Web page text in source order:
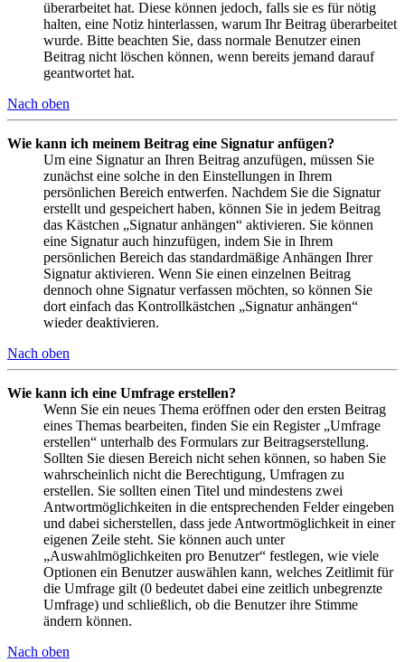
überarbeitet hat. Diese können jedoch, falls sie es für nötig
halten, eine Notiz hinterlassen, warum Ihr Beitrag überarbeitet
wurde. Bitte beachten Sie, dass normale Benutzer einen
Beitrag nicht löschen können, wenn bereits jemand darauf
geantwortet hat.
Nach oben
Wie kann ich meinem Beitrag eine Signatur anfügen?
Um eine Signatur an Ihren Beitrag anzufügen, müssen Sie
zunächst eine solche in den Einstellungen in Ihrem
persönlichen Bereich entwerfen. Nachdem Sie die Signatur
erstellt und gespeichert haben, können Sie in jedem Beitrag
das Kästchen „Signatur anhängen“ aktivieren. Sie können
eine Signatur auch hinzufügen, indem Sie in Ihrem
persönlichen Bereich das standardmäßige Anhängen Ihrer
Signatur aktivieren. Wenn Sie einen einzelnen Beitrag
dennoch ohne Signatur verfassen möchten, so können Sie
dort einfach das Kontrollkästchen „Signatur anhängen“
wieder deaktivieren.
Nach oben
Wie kann ich eine Umfrage erstellen?
Wenn Sie ein neues Thema eröffnen oder den ersten Beitrag
eines Themas bearbeiten, finden Sie ein Register „Umfrage
erstellen“ unterhalb des Formulars zur Beitragserstellung.
Sollten Sie diesen Bereich nicht sehen können, so haben Sie
wahrscheinlich nicht die Berechtigung, Umfragen zu
erstellen. Sie sollten einen Titel und mindestens zwei
Antwortmöglichkeiten in die entsprechenden Felder eingeben
und dabei sicherstellen, dass jede Antwortmöglichkeit in einer
eigenen Zeile steht. Sie können auch unter
„Auswahlmöglichkeiten pro Benutzer“ festlegen, wie viele
Optionen ein Benutzer auswählen kann, welches Zeitlimit für
die Umfrage gilt (0 bedeutet dabei eine zeitlich unbegrenzte
Umfrage) und schließlich, ob die Benutzer ihre Stimme
ändern können.
Nach oben